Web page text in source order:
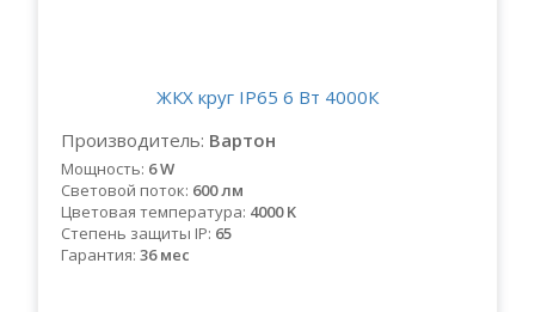
ЖКХ круг IP65 6 Вт 4000К
Производитель: Вартон
Мощность: 6 W
Световой поток: 600 лм
Цветовая температура: 4000 K
Степень защиты IP: 65
Гарантия: 36 мес